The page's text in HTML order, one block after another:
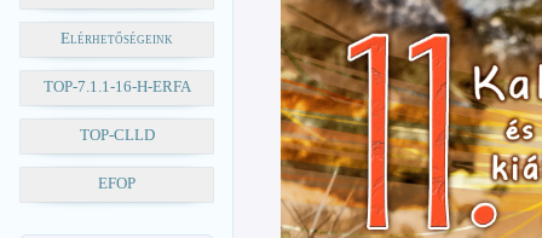
Elérhetőségeink
TOP-7.1.1-16-H-ERFA
TOP-CLLD
EFOP